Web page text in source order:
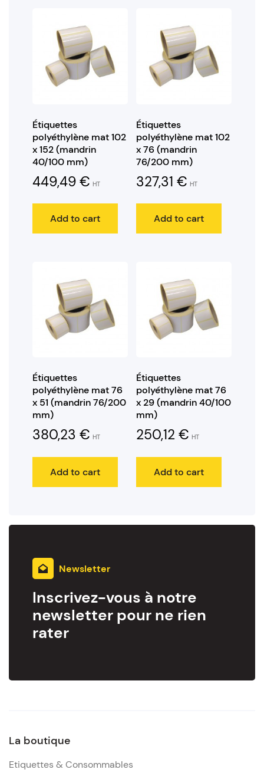
Étiquettes
polyéthylène mat 102
x 152 (mandrin
40/100 mm)
449,49 € HT
Add to cart
Étiquettes
polyéthylène mat 102
x 76 (mandrin
76/200 mm)
327,31 € HT
Add to cart
Étiquettes
polyéthylène mat 76
x 51 (mandrin 76/200
mm)
380,23 € HT
Add to cart
Étiquettes
polyéthylène mat 76
x 29 (mandrin 40/100
mm)
250,12 € HT
Add to cart
Newsletter
Inscrivez-vous à notre
newsletter pour ne rien
rater
La boutique
Etiquettes & Consommables